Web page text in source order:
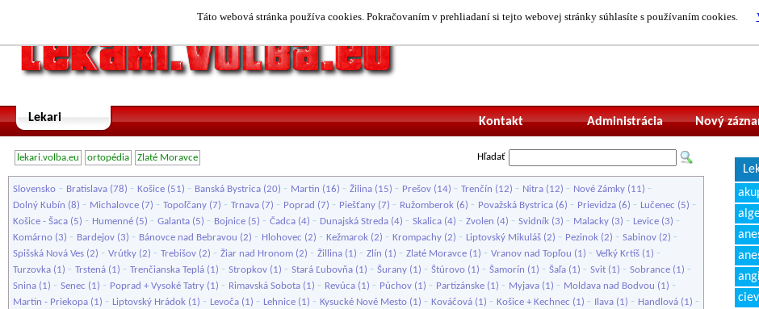
Táto webová stránka používa cookies. Pokračovaním v prehliadaní si tejto webovej stránky súhlasíte s používaním cookies.
Lekari Nový
Administrácia
Kontakt
lekari.volba.eu ortopédia Zlaté Moravce Hľadať
Slovensko - Bratislava (78) - Košice (51) - Banská Bystrica (20) - Martin (16) - Žilina (15) - Prešov (14) - Trenčín (12) - Nitra (12) - Nové Zámky (11) -
Dolný Kubín (8) - Michalovce (7) - Topoľčany (7) - Trnava (7) - Poprad (7) - Piešťany (7) - Ružomberok (6) - Považská Bystrica (6) - Prievidza (6) - Lučenec (5) -
Košice - Šaca (5) - Humenné (5) - Galanta (5) - Bojnice (5) - Čadca (4) - Dunajská Streda (4) - Skalica (4) - Zvolen (4) - Svidník (3) - Malacky (3) - Levice (3) -
Komárno (3) - Bardejov (3) - Bánovce nad Bebravou (2) - Hlohovec (2) - Kežmarok (2) - Krompachy (2) - Liptovský Mikuláš (2) - Pezinok (2) - Sabinov (2) -
Spišská Nová Ves (2) - Vrútky (2) - Trebišov (2) - Žiar nad Hronom (2) - Žillina (1) - Zlín (1) - Zlaté Moravce (1) - Vranov nad Topľou (1) - Veľký Krtíš (1) -
Turzovka (1) - Trstená (1) - Trenčianska Teplá (1) - Stropkov (1) - Stará Ľubovňa (1) - Šurany (1) - Štúrovo (1) - Šamorín (1) - Šaľa (1) - Svit (1) - Sobrance (1) -
Snina (1) - Senec (1) - Poprad + Vysoké Tatry (1) - Rimavská Sobota (1) - Revúca (1) - Púchov (1) - Partizánske (1) - Myjava (1) - Moldava nad Bodvou (1) -
Martin - Priekopa (1) - Liptovský Hrádok (1) - Levoča (1) - Lehnice (1) - Kysucké Nové Mesto (1) - Kováčová (1) - Košice + Kechnec (1) - Ilava (1) - Handlová (1) -